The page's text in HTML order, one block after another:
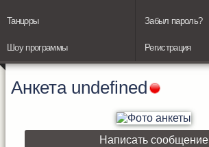
Танцоры
Шоу программы
Забыл пароль?
Регистрация
Анкета undefined
Написать сообщение